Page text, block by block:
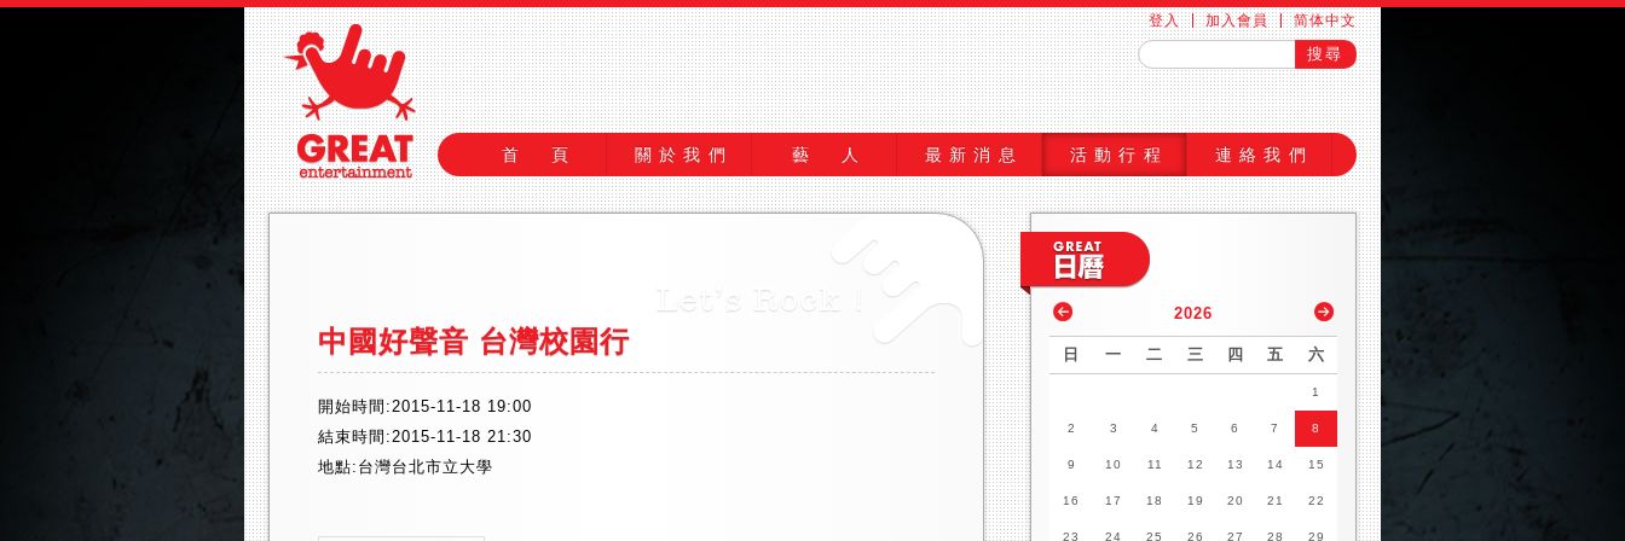
简体中文
加入會員
登入
首 頁 關於我們 藝 人 最新消息 活動行程 連絡我們
中國好聲音 台灣校園行
開始時間:2015-11-18 19:00
結束時間:2015-11-18 21:30
地點:台灣台北市立大學
2026
日 一 二 三 四 五 六
1
2 3 4 5 6 7 8
9 10 11 12 13 14 15
16 17 18 19 20 21 22
23 24 25 26 27 28 29